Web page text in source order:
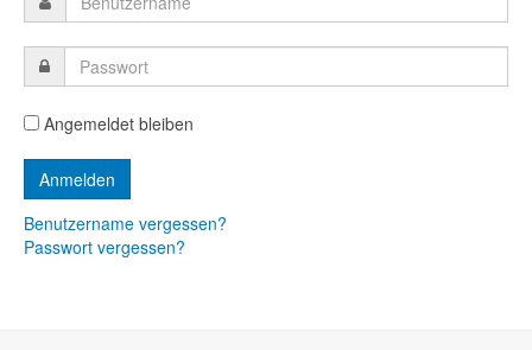
Angemeldet bleiben
Benutzername vergessen?
Passwort vergessen?